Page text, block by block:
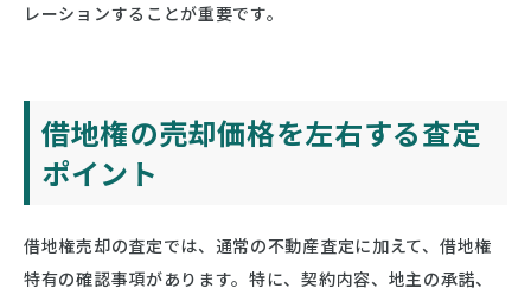
レーションすることが重要です。
借地権の売却価格を左右する査定
ポイント
借地権売却の査定では、通常の不動産査定に加えて、借地権
特有の確認事項があります。特に、契約内容、地主の承諾、